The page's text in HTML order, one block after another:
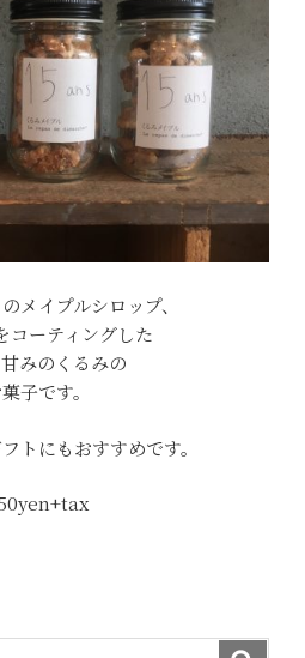
メイプルシロップ、
コーティングした
みのくるみの
子です。
トにもおすすめです。